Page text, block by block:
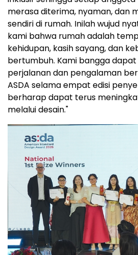
merasa diterima, nyaman, dan
sendiri di rumah. Inilah wujud
kami bahwa rumah adalah
kehidupan, kasih sayang, dan
bertumbuh. Kami bangga
perjalanan dan pengalaman
ASDA selama empat edisi
berharap dapat terus
melalui desain."